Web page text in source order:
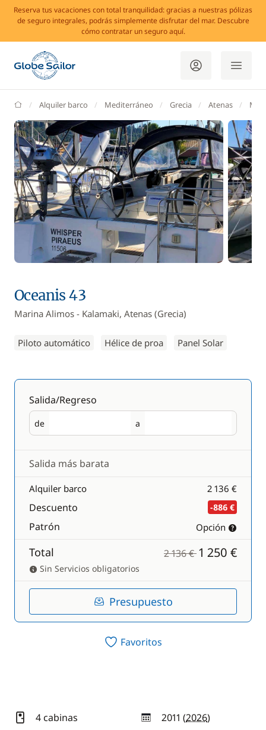
Reserva tus vacaciones con total tranquilidad: gracias a nuestras pólizas
de seguro integrales, podrás simplemente disfrutar del mar. Descubre
cómo contratar un seguro aquí.
GlobeSailor
Alquiler barco Mediterráneo Grecia Atenas
Oceanis 43
Marina Alimos - Kalamaki, Atenas (Grecia)
Piloto automático Hélice de proa Panel Solar
Salida/Regreso
de
Salida a
Regreso
Salida más barata
Alquiler barco 2 136 €
Descuento -886 €
Patrón Opción
Total 2 136 €1 250 €
Sin Servicios obligatorios
Presupuesto
Favoritos
4 cabinas 2011 (2026)
año